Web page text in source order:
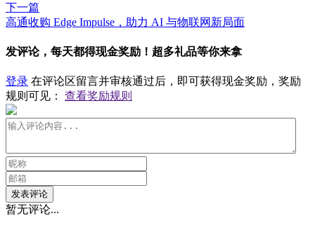
下一篇
​高通收购 Edge Impulse，助力 AI 与物联网新局面
发评论，每天都得现金奖励！超多礼品等你来拿
登录 在评论区留言并审核通过后，即可获得现金奖励，奖励
规则可见： 查看奖励规则
发表评论
暂无评论...